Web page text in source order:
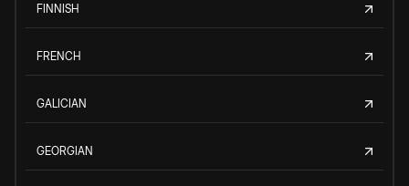
FINNISH
FRENCH
GALICIAN
GEORGIAN